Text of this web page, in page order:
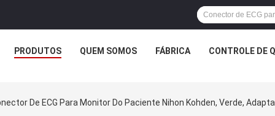
PRODUTOS QUEM SOMOS FÁBRICA CONTROLE DE
De ECG Para Monitor Do Paciente Nihon Kohden, Verde,